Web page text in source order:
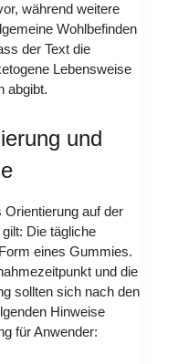
während weitere
Wohlbefinden
der Text die
Lebensweise
abgibt.
und
auf der
Die tägliche
eines Gummies.
und die
sollten sich nach den
Hinweise
für Anwender: